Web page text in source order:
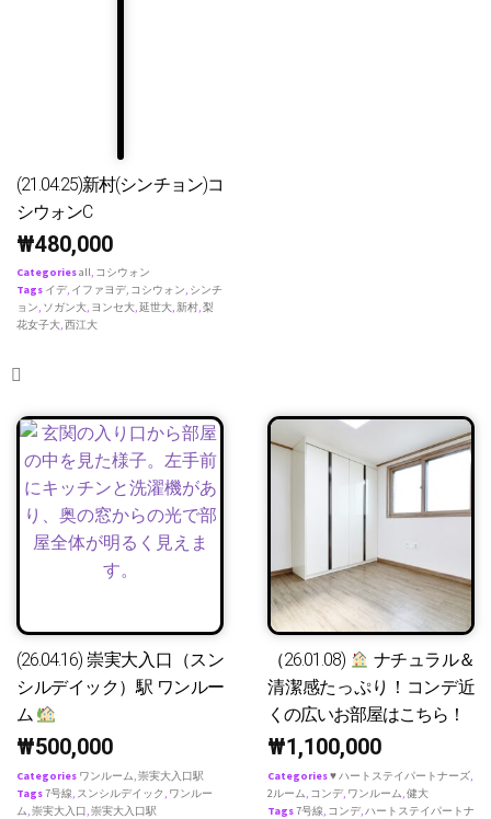
(21.04.25)新村(シンチョン)コ
シウォンC
₩480,000
Categoriesall, コシウォン
Tags イデ, イファヨデ, コシウォン, シンチ
ョン, ソガン大, ヨンセ大,延世大,新村,梨
花女子大,西江大
(26.04.16) 崇実大入口（スン
シルデイック）駅 ワンルー
ム
₩500,000
Categories ワンルーム,崇実大入口駅
Tags7号線, スンシルデイック , ワンルー
ム,崇実大入口,崇実大入口駅
（26.01.08)
ナチュラル＆
清潔感たっぷり！コンデ近
くの広いお部屋はこちら！
₩1,100,000
Categories♥ ハートステイパートナーズ,
2ルーム, コンデ, ワンルーム,健大
Tags7号線, コンデ,ハートステイパートナ